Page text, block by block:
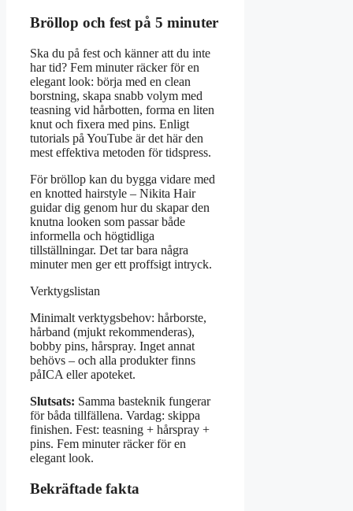
Bröllop och fest på 5 minuter
Ska du på fest och känner att du inte
har tid? Fem minuter räcker för en
elegant look: börja med en clean
borstning, skapa snabb volym med
teasning vid hårbotten, forma en liten
knut och fixera med pins. Enligt
tutorials på YouTube är det här den
mest effektiva metoden för tidspress.
För bröllop kan du bygga vidare med
en knotted hairstyle – Nikita Hair
guidar dig genom hur du skapar den
knutna looken som passar både
informella och högtidliga
tillställningar. Det tar bara några
minuter men ger ett proffsigt intryck.
Verktygslistan
Minimalt verktygsbehov: hårborste,
hårband (mjukt rekommenderas),
bobby pins, hårspray. Inget annat
behövs – och alla produkter finns
påICA eller apoteket.
Slutsats: Samma basteknik fungerar
för båda tillfällena. Vardag: skippa
finishen. Fest: teasning + hårspray +
pins. Fem minuter räcker för en
elegant look.
Bekräftade fakta